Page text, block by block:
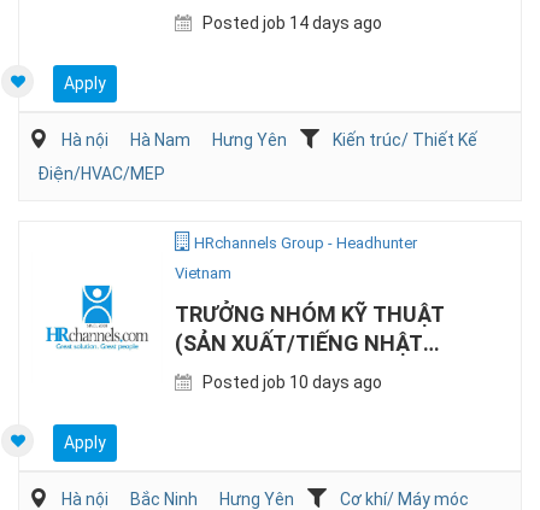
Posted job 14 days ago
Apply
Hà nội Hà Nam Hưng Yên
Kiến trúc/ Thiết Kế
Điện/HVAC/MEP
HRchannels Group - Headhunter
Vietnam
TRƯỞNG NHÓM KỸ THUẬT
(SẢN XUẤT/TIẾNG NHẬT
HOẶC TIẾNG ANH)
Posted job 10 days ago
Apply
Hà nội Bắc Ninh Hưng Yên
Cơ khí/ Máy móc